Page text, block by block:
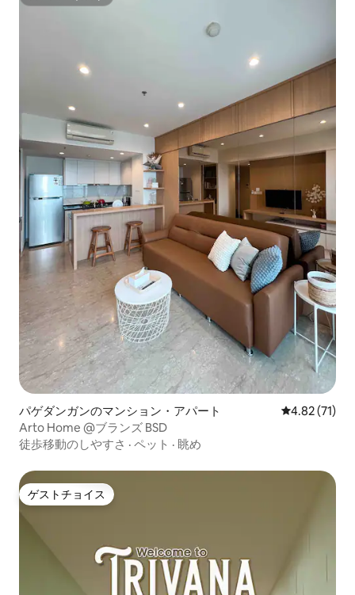
パゲダンガンのマンション・アパート レビュー71
4.82 (71)
Arto Home @ブランズ BSD
徒歩移動のしやすさ · ペット · 眺め
ゲストチョイス
ゲストチョイス